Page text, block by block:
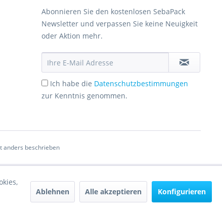
Abonnieren Sie den kostenlosen SebaPack
Newsletter und verpassen Sie keine Neuigkeit
oder Aktion mehr.
Ich habe die Datenschutzbestimmungen
zur Kenntnis genommen.
anders beschrieben
Ablehnen Alle akzeptieren Konfigurieren